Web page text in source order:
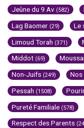
Jeûne du 9 Av (582)
Lag Baomer (29) Le
Limoud Torah (371)
Middot (69)
Non-Juifs (249) Nos
Pessah (1508)
Pureté Familiale (578)
Respect des Parents